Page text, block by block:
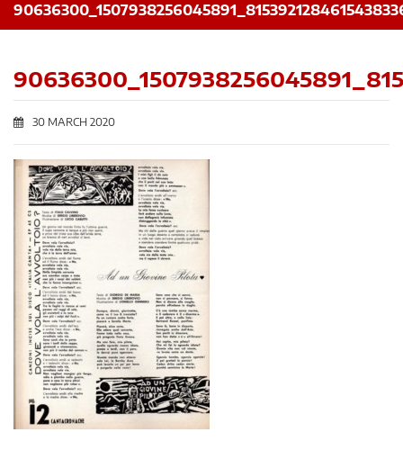
30 MARCH 2020